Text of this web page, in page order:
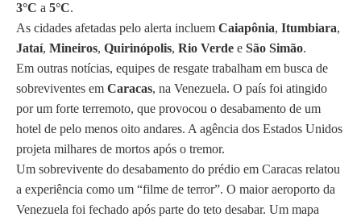
3°C a 5°C.
As cidades afetadas pelo alerta incluem Caiapônia, Itumbiara,
Jataí, Mineiros, Quirinópolis, Rio Verde e São Simão.
Em outras notícias, equipes de resgate trabalham em busca de
sobreviventes em Caracas, na Venezuela. O país foi atingido
por um forte terremoto, que provocou o desabamento de um
hotel de pelo menos oito andares. A agência dos Estados Unidos
projeta milhares de mortos após o tremor.
Um sobrevivente do desabamento do prédio em Caracas relatou
a experiência como um “filme de terror”. O maior aeroporto da
Venezuela foi fechado após parte do teto desabar. Um mapa